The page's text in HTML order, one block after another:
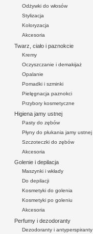
Odżywki do włosów
Stylizacja
Koloryzacja
Akcesoria
Twarz, ciało i paznokcie
Kremy
Oczyszczanie i demakijaż
Opalanie
Pomadki i szminki
Pielęgnacja paznokci
Przybory kosmetyczne
Higiena jamy ustnej
Pasty do zębów
Płyny do płukania jamy ustnej
Szczoteczki do zębów
Akcesoria
Golenie i depilacja
Maszynki i wkłady
Do depilacji
Kosmetyki do golenia
Kosmetyki po goleniu
Akcesoria
Perfumy i dezodoranty
Dezodoranty i antyperspiranty